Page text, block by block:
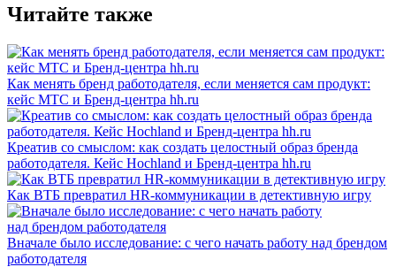
Читайте также
Как менять бренд работодателя, если меняется сам продукт:
кейс МТС и Бренд-центра hh.ru
Креатив со смыслом: как создать целостный образ бренда
работодателя. Кейс Hochland и Бренд-центра hh.ru
Как ВТБ превратил HR-коммуникации в детективную игру
Вначале было исследование: с чего начать работу над брендом
работодателя